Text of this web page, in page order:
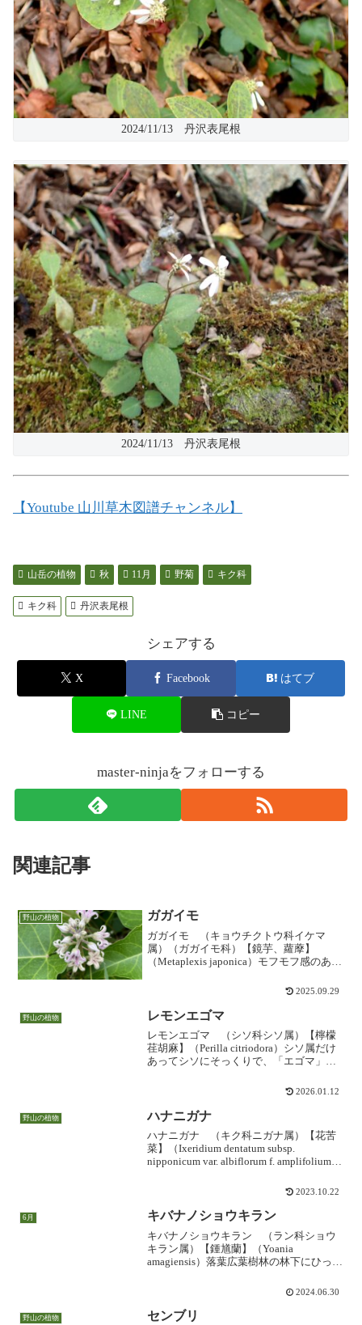
2024/11/13 丹沢表尾根
2024/11/13 丹沢表尾根
【Youtube 山川草木図譜チャンネル】
山岳の植物 秋 11月 野菊 キク科
キク科 丹沢表尾根
シェアする
X Facebook はてブ
LINE コピー
master-ninjaをフォローする
関連記事
野山の植物 ガガイモ
ガガイモ （キョウチクトウ科イケマ
属）（ガガイモ科）【鏡芋、蘿藦】
（Metaplexis japonica）モフモフ感のある
野原などに生え、田畑まわりの雑草とし
から赤...
2025.09.29
野山の植物 レモンエゴマ
レモンエゴマ （シソ科シソ属）【檸檬
荏胡麻】（Perilla citriodora）シソ属だけ
あってシソにそっくりで、「エゴマ」の
ないそうです。鹿もこのレモンエゴマは
ン...
2026.01.12
野山の植物 ハナニガナ
ハナニガナ （キク科ニガナ属）【花苦
菜】（Ixeridium dentatum subsp.
nipponicum var. albiflorum f. amplifolium）
2023.10.22
6月 キバナノショウキラン
キバナノショウキラン （ラン科ショウ
キラン属）【鍾馗蘭】（Yoania
amagiensis）落葉広葉樹林の林下にひっそ
物）。沢沿いなど湿気の多いところに生
え、地中の菌類から栄養分を得て自身で
は光合成を行いま...
2024.06.30
野山の植物 センブリ